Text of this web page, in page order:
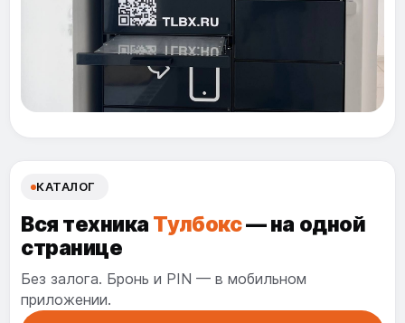
КАТАЛОГ
Вся техника Тулбокс— на одной
странице
Без залога. Бронь и PIN — в мобильном
приложении.